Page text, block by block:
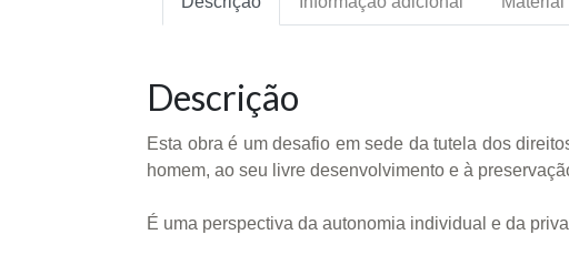
Descrição
Esta obra é um desafio em sede da tutela dos
homem, ao seu livre desenvolvimento e à
É uma perspectiva da autonomia individual e da